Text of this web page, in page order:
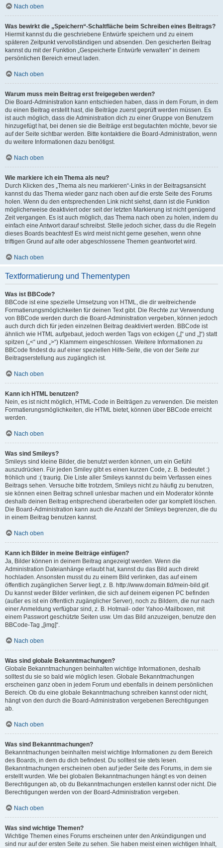
Nach oben
Was bewirkt die „Speichern“-Schaltfläche beim Schreiben eines Beitrags?
Hiermit kannst du die geschriebene Entwürfe speichern und zu einem
späteren Zeitpunkt vervollständigen und absenden. Den gesicherten Beitrag
kannst du mit der Funktion „Gespeicherte Entwürfe verwalten“ in deinem
persönlichen Bereich erneut laden.
Nach oben
Warum muss mein Beitrag erst freigegeben werden?
Die Board-Administration kann entschieden haben, dass in dem Forum, in dem
du einen Beitrag erstellt hast, die Beiträge zuerst geprüft werden müssen. Es
ist auch möglich, dass die Administration dich zu einer Gruppe von Benutzern
hinzugefügt hat, bei denen sie die Beiträge erst begutachten möchte, bevor sie
auf der Seite sichtbar werden. Bitte kontaktiere die Board-Administration, wenn
du weitere Informationen dazu benötigst.
Nach oben
Wie markiere ich ein Thema als neu?
Durch Klicken des „Thema als neu markieren“-Links in der Beitragsansicht
kannst du das Thema wieder ganz nach oben auf die erste Seite des Forums
holen. Wenn du den entsprechenden Link nicht siehst, dann ist die Funktion
möglicherweise deaktiviert oder seit der letzten Markierung ist nicht genügend
Zeit vergangen. Es ist auch möglich, das Thema nach oben zu holen, indem du
einfach eine Antwort darauf schreibst. Stelle jedoch sicher, dass du die Regeln
dieses Boards beachtest! Es wird meist nicht gerne gesehen, wenn ohne
triftigen Grund auf alte oder abgeschlossene Themen geantwortet wird.
Nach oben
Textformatierung und Thementypen
Was ist BBCode?
BBCode ist eine spezielle Umsetzung von HTML, die dir weitreichende
Formatierungsmöglichkeiten für deinen Text gibt. Die Rechte zur Verwendung
von BBCode werden durch die Board-Administration vergeben, können jedoch
auch durch dich für jeden einzelnen Beitrag deaktiviert werden. BBCode ist
ähnlich wie HTML aufgebaut, jedoch werden Tags von eckigen („[“ und „]“) statt
spitzen („<“ und „>“) Klammern eingeschlossen. Weitere Informationen zu
BBCode findest du auf einer speziellen Hilfe-Seite, die von der Seite zur
Beitragserstellung aus zugänglich ist.
Nach oben
Kann ich HTML benutzen?
Nein, es ist nicht möglich, HTML-Code in Beiträgen zu verwenden. Die meisten
Formatierungsmöglichkeiten, die HTML bietet, können über BBCode erreicht
werden.
Nach oben
Was sind Smileys?
Smileys sind kleine Bilder, die benutzt werden können, um ein Gefühl
auszudrücken. Für jeden Smiley gibt es einen kurzen Code, z. B. bedeutet :)
fröhlich und :( traurig. Die Liste aller Smileys kannst du beim Verfassen eines
Beitrags sehen. Versuche bitte trotzdem, Smileys nicht zu häufig zu benutzen,
sie können einen Beitrag schnell unlesbar machen und ein Moderator könnte
deshalb deinen Beitrag entsprechend überarbeiten oder gar komplett löschen.
Die Board-Administration kann auch die Anzahl der Smileys begrenzen, die du
in einem Beitrag benutzen kannst.
Nach oben
Kann ich Bilder in meine Beiträge einfügen?
Ja, Bilder können in deinem Beitrag angezeigt werden. Wenn die
Administration Dateianhänge erlaubt hat, kannst du das Bild auch direkt
hochladen. Ansonsten musst du zu einem Bild verlinken, das auf einem
öffentlich zugänglichen Server liegt, z. B. http://www.domain.tld/mein-bild.gif.
Du kannst weder Bilder verlinken, die sich auf deinem eigenen PC befinden
(außer es ist ein öffentlich zugänglicher Server), noch zu Bildern, die nur nach
einer Anmeldung verfügbar sind, z. B. Hotmail- oder Yahoo-Mailboxen, mit
einem Passwort geschützte Seiten usw. Um das Bild anzuzeigen, benutze den
BBCode-Tag „[img]“.
Nach oben
Was sind globale Bekanntmachungen?
Globale Bekanntmachungen beinhalten wichtige Informationen, deshalb
solltest du sie so bald wie möglich lesen. Globale Bekanntmachungen
erscheinen ganz oben in jedem Forum und ebenfalls in deinem persönlichen
Bereich. Ob du eine globale Bekanntmachung schreiben kannst oder nicht,
hängt von den durch die Board-Administration vergebenen Berechtigungen
ab.
Nach oben
Was sind Bekanntmachungen?
Bekanntmachungen beinhalten meist wichtige Informationen zu dem Bereich
des Boards, in dem du dich befindest. Du solltest sie stets lesen.
Bekanntmachungen erscheinen oben auf jeder Seite des Forums, in dem sie
erstellt wurden. Wie bei globalen Bekanntmachungen hängt es von deinen
Berechtigungen ab, ob du Bekanntmachungen erstellen kannst oder nicht. Die
Berechtigungen werden von der Board-Administration vergeben.
Nach oben
Was sind wichtige Themen?
Wichtige Themen eines Forums erscheinen unter den Ankündigungen und
sind nur auf der ersten Seite zu sehen. Sie haben meist einen wichtigen Inhalt,